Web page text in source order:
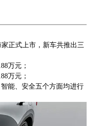
正式上市，新车共推出三
万元；
万元；
能、安全五个方面均进行